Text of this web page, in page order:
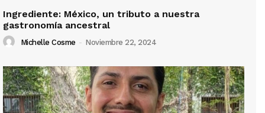
Ingrediente: México, un tributo a nuestra
gastronomía ancestral
Michelle Cosme - Noviembre 22, 2024